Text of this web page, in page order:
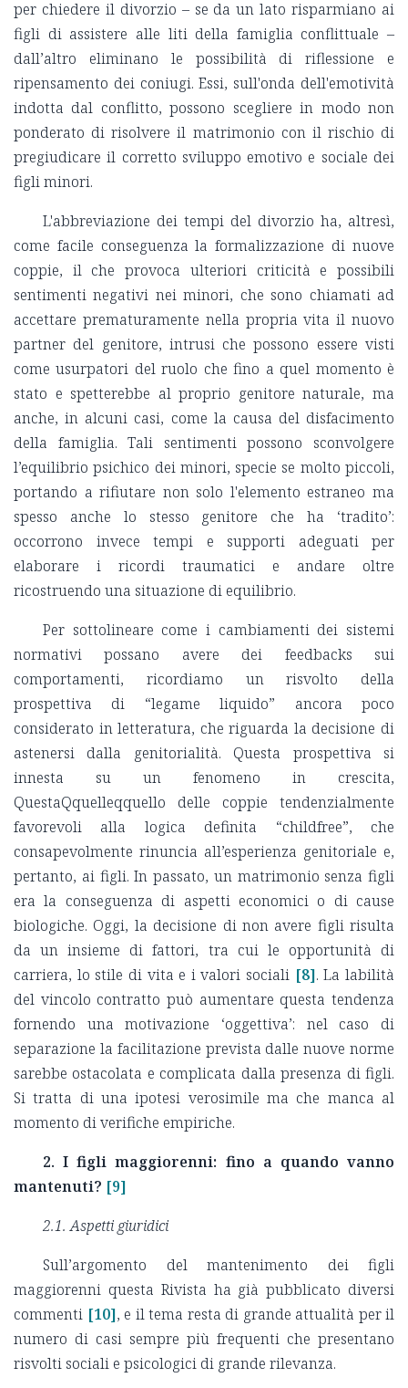
per chiedere il divorzio – se da un lato risparmiano ai
figli di assistere alle liti della famiglia conflittuale –
dall’altro eliminano le possibilità di riflessione e
ripensamento dei coniugi. Essi, sull'onda dell'emotività
indotta dal conflitto, possono scegliere in modo non
ponderato di risolvere il matrimonio con il rischio di
pregiudicare il corretto sviluppo emotivo e sociale dei
figli minori.
L'abbreviazione dei tempi del divorzio ha, altresì,
come facile conseguenza la formalizzazione di nuove
coppie, il che provoca ulteriori criticità e possibili
sentimenti negativi nei minori, che sono chiamati ad
accettare prematuramente nella propria vita il nuovo
partner del genitore, intrusi che possono essere visti
come usurpatori del ruolo che fino a quel momento è
stato e spetterebbe al proprio genitore naturale, ma
anche, in alcuni casi, come la causa del disfacimento
della famiglia. Tali sentimenti possono sconvolgere
l’equilibrio psichico dei minori, specie se molto piccoli,
portando a rifiutare non solo l'elemento estraneo ma
spesso anche lo stesso genitore che ha ‘tradito’:
occorrono invece tempi e supporti adeguati per
elaborare i ricordi traumatici e andare oltre
ricostruendo una situazione di equilibrio.
Per sottolineare come i cambiamenti dei sistemi
normativi possano avere dei feedbacks sui
comportamenti, ricordiamo un risvolto della
prospettiva di “legame liquido” ancora poco
considerato in letteratura, che riguarda la decisione di
astenersi dalla genitorialità. Questa prospettiva si
innesta su un fenomeno in crescita,
QuestaQquelleqquello delle coppie tendenzialmente
favorevoli alla logica definita “childfree”, che
consapevolmente rinuncia all’esperienza genitoriale e,
pertanto, ai figli. In passato, un matrimonio senza figli
era la conseguenza di aspetti economici o di cause
biologiche. Oggi, la decisione di non avere figli risulta
da un insieme di fattori, tra cui le opportunità di
carriera, lo stile di vita e i valori sociali [8]. La labilità
del vincolo contratto può aumentare questa tendenza
fornendo una motivazione ‘oggettiva’: nel caso di
separazione la facilitazione prevista dalle nuove norme
sarebbe ostacolata e complicata dalla presenza di figli.
Si tratta di una ipotesi verosimile ma che manca al
momento di verifiche empiriche.
2. I figli maggiorenni: fino a quando vanno
mantenuti? [9]
2.1. Aspetti giuridici
Sull’argomento del mantenimento dei figli
maggiorenni questa Rivista ha già pubblicato diversi
commenti [10], e il tema resta di grande attualità per il
numero di casi sempre più frequenti che presentano
risvolti sociali e psicologici di grande rilevanza.